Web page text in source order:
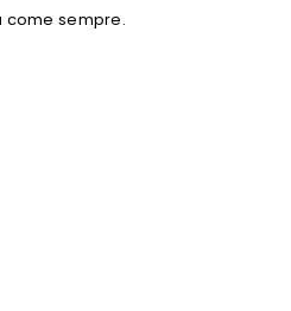
come sempre.